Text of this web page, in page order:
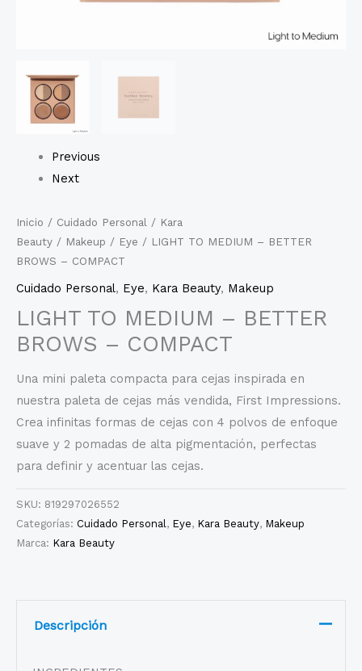
Previous
Next
Inicio / Cuidado Personal / Kara
Beauty / Makeup / Eye / LIGHT TO MEDIUM – BETTER
BROWS – COMPACT
Cuidado Personal, Eye, Kara Beauty, Makeup
LIGHT TO MEDIUM – BETTER
BROWS – COMPACT
Una mini paleta compacta para cejas inspirada en
nuestra paleta de cejas más vendida, First Impressions.
Crea infinitas formas de cejas con 4 polvos de enfoque
suave y 2 pomadas de alta pigmentación, perfectas
para definir y acentuar las cejas.
SKU: 819297026552
Categorías: Cuidado Personal , Eye, Kara Beauty, Makeup
Marca: Kara Beauty
Descripción